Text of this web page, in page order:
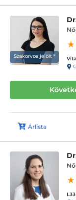
Szakorvos jelölt *
Árlista